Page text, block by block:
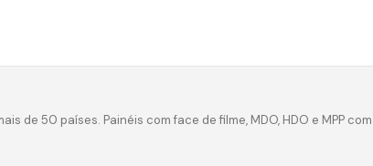
de 50 países. Painéis com face de filme, MDO, HDO e MPP